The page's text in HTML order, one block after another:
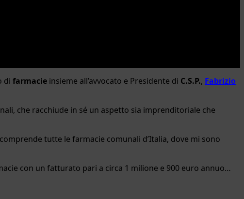
di farmacie insieme all’avvocato e Presidente di C.S.P., Fabrizio
che racchiude in sé un aspetto sia imprenditoriale che
tutte le farmacie comunali d’Italia, dove mi sono
con un fatturato pari a circa 1 milione e 900 euro annuo…